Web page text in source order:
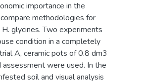
importance in the
methodologies for
glycines. Two experiments
condition in a completely
A, ceramic pots of 0.8 dm3
were used. In the
soil and visual analysis